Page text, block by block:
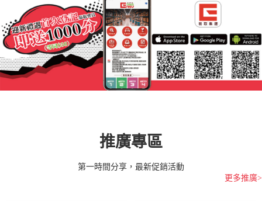
推廣專區
第一時間分享，最新促銷活動
更多推廣>